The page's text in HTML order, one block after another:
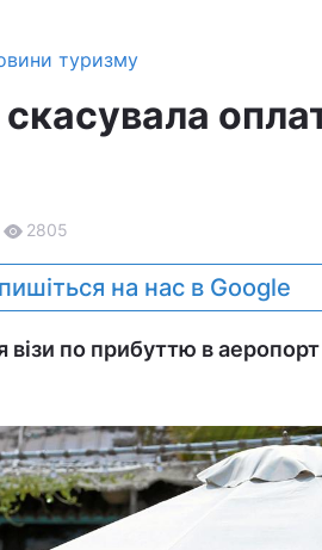
туризму
2805
на нас в Google
візи по прибуттю в